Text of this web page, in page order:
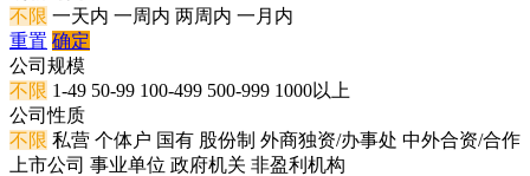
不限 一天内 一周内 两周内 一月内
重置 确定
公司规模
不限 1-49 50-99 100-499 500-999 1000以上
公司性质
不限 私营 个体户 国有 股份制 外商独资/办事处 中外合资/合作
上市公司 事业单位 政府机关 非盈利机构